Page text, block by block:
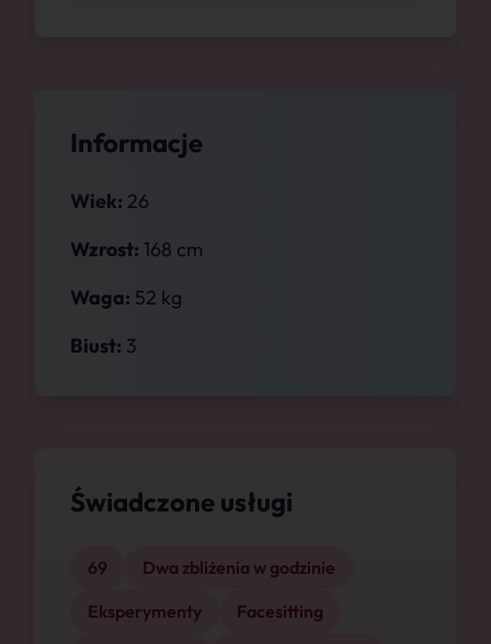
Informacje
Wiek: 26
Wzrost: 168 cm
Waga: 52 kg
Biust: 3
Świadczone usługi
69
Dwa zbliżenia w godzinie
Eksperymenty
Facesitting